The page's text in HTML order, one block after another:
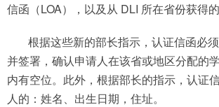
信函（LOA），以及从 DLI 所在省份获得的
根据这些新的部长指示，认证信函必
并签署，确认申请人在该省或地区分配的
内有空位。此外，根据部长的指示，认证
人的：姓名、出生日期，住址。